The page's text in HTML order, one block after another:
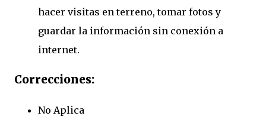
hacer visitas en terreno, tomar fotos y
guardar la información sin conexión a
internet.
Correcciones:
No Aplica